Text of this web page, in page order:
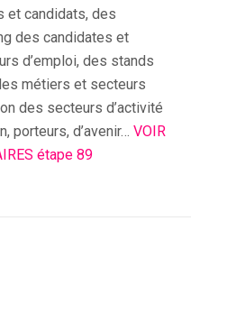
et candidats, des
des candidates et
d’emploi, des stands
métiers et secteurs
des secteurs d’activité
porteurs, d’avenir… VOIR
étape 89